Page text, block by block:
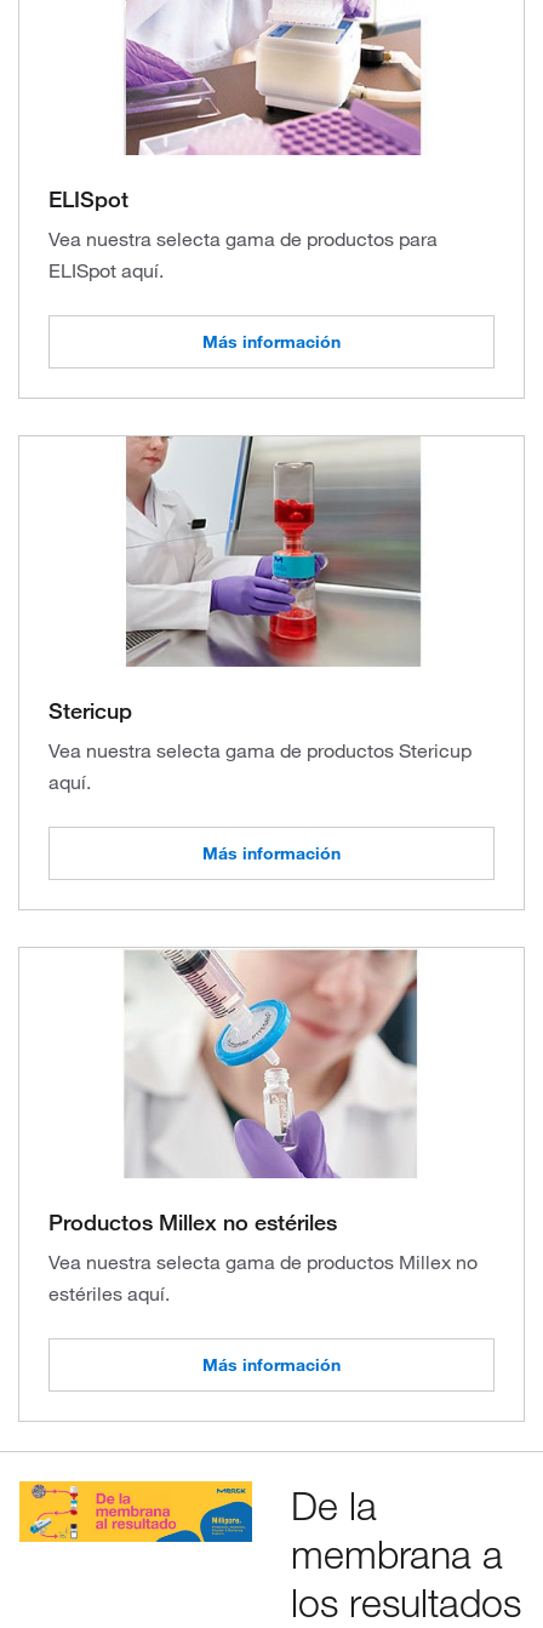
ELISpot
Vea nuestra selecta gama de productos para
ELISpot aquí.
Más información
Stericup
Vea nuestra selecta gama de productos Stericup
aquí.
Más información
Productos Millex no estériles
Vea nuestra selecta gama de productos Millex no
estériles aquí.
Más información
De la
membrana a
los resultados